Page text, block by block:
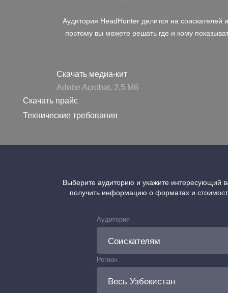
Аудитория HeadHunter делится на соискателей
поэтому вы можете решать где и кому
Скачать медиа-кит
Adobe Acrobat, 2.5 Mб
Скачать прайс
Технические требования
Выберите аудиторию и укажите интересующий
получить информацию о форматах и
Аудитория
Регион